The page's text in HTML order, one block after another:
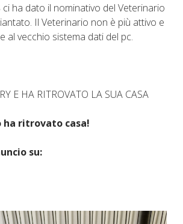
ci ha dato il nominativo del Veterinario
Il Veterinario non è più attivo e
al vecchio sistema dati del pc.
E HA RITROVATO LA SUA CASA
ha ritrovato casa!
su: